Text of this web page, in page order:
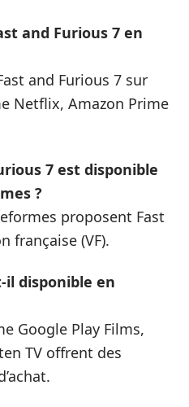
and Furious 7 en
and Furious 7 sur
Netflix, Amazon Prime
7 est disponible
?
proposent Fast
française (VF).
il disponible en
Google Play Films,
TV offrent des